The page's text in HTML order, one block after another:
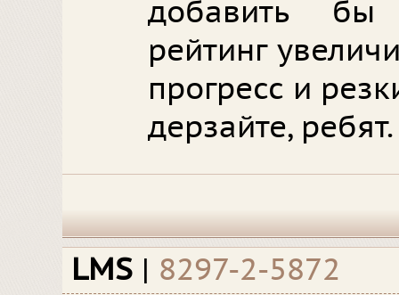
добавить бы
рейтинг
прогресс и
дерзайте, ребят.
LMS | 8297-2-5872